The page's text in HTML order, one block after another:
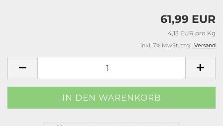
61,99 EUR
4,13 EUR pro Kg
inkl. 7% MwSt. zzgl. Versand